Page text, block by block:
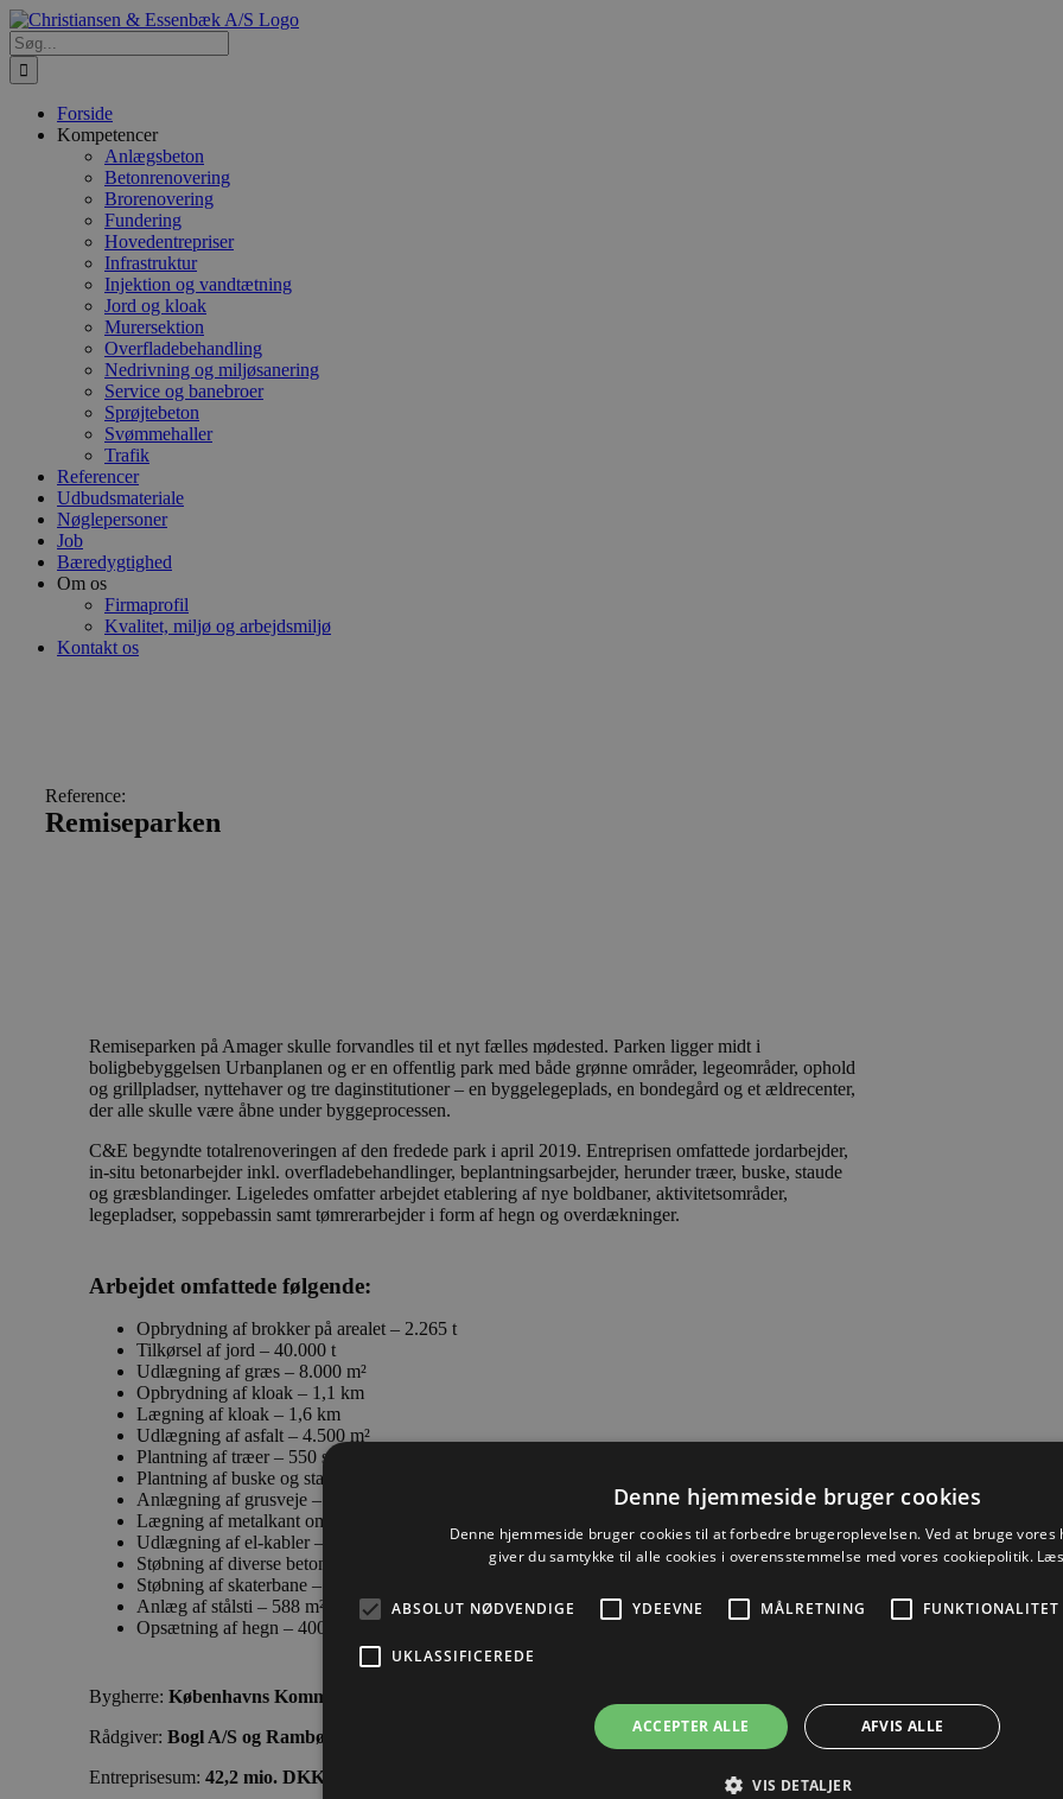
Skip
to
content
Søg
efter:
Forside
Kompetencer
Anlægsbeton
Betonrenovering
Brorenovering
Fundering
Hovedentrepriser
Infrastruktur
Injektion og vandtætning
Jord og kloak
Murersektion
Overfladebehandling
Nedrivning og miljøsanering
Service og banebroer
Sprøjtebeton
Svømmehaller
Trafik
Referencer
Udbudsmateriale
Nøglepersoner
Job
Bæredygtighed
Om os
Firmaprofil
Kvalitet, miljø og arbejdsmiljø
Kontakt os
Reference:
Remiseparken
Remiseparken på Amager skulle forvandles til et nyt fælles mødested. Parken ligger midt i
boligbebyggelsen Urbanplanen og er en offentlig park med både grønne områder, legeområder, ophold
og grillpladser, nyttehaver og tre daginstitutioner – en byggelegeplads, en bondegård og et ældrecenter,
der alle skulle være åbne under byggeprocessen.
C&E begyndte totalrenoveringen af den fredede park i april 2019. Entreprisen omfattede jordarbejder,
in-situ betonarbejder inkl. overfladebehandlinger, beplantningsarbejder, herunder træer, buske, staude
og græsblandinger. Ligeledes omfatter arbejdet etablering af nye boldbaner, aktivitetsområder,
legepladser, soppebassin samt tømrerarbejder i form af hegn og overdækninger.
Arbejdet omfattede følgende:
Opbrydning af brokker på arealet – 2.265 t
Tilkørsel af jord – 40.000 t
Udlægning af græs – 8.000 m²
Opbrydning af kloak – 1,1 km
Lægning af kloak – 1,6 km
Udlægning af asfalt – 4.500 m²
Plantning af træer – 550 stk.
Plantning af buske og stauder – 1.600 m²
Anlægning af grusveje – 2.200 m²
Lægning af metalkant omkring plantebede – 600 lbm
Udlægning af el-kabler – 3 km
Støbning af diverse betonflader – 4.200 m²
Støbning af skaterbane – 540 m²
Anlæg af stålsti – 588 m²
Opsætning af hegn – 400 lbm
Bygherre: Københavns Kommune Teknik- og Miljøforvaltningen
Rådgiver: Bogl A/S og Rambøll
Entreprisesum: 42,2 mio. DKK
Denne hjemmeside bruger cookies
Denne hjemmeside bruger cookies til at forbedre brugeroplevelsen. Ved at bruge vores
giver du samtykke til alle cookies i overensstemmelse med vores cookiepolitik.
ABSOLUT NØDVENDIGE YDEEVNE MÅLRETNING FUNKTIONALITET
UKLASSIFICEREDE
ACCEPTER ALLE AFVIS ALLE
VIS DETALJER